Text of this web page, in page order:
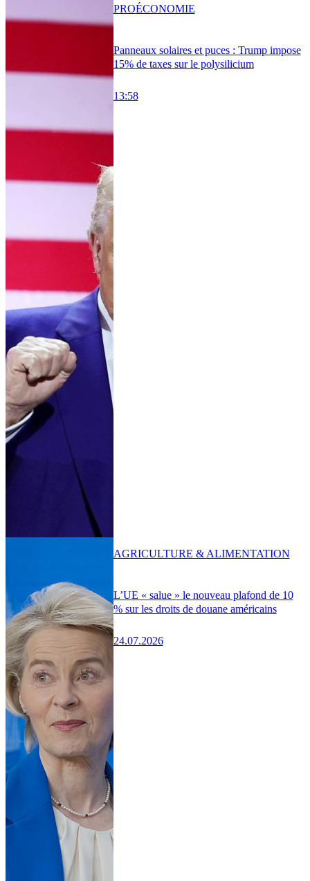
Panneaux solaires et puces : Trump impose
15% de taxes sur le polysilicium
13:58
PROÉCONOMIE
L’UE « salue » le nouveau plafond de 10
% sur les droits de douane américains
24.07.2026
AGRICULTURE & ALIMENTATION